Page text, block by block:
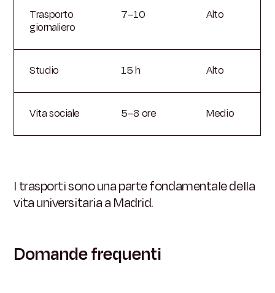
Trasporto
giornaliero
7–10 Alto
Studio 15 h Alto
Vita sociale 5–8 ore Medio
I trasporti sono una parte fondamentale della
vita universitaria a Madrid.
Domande frequenti